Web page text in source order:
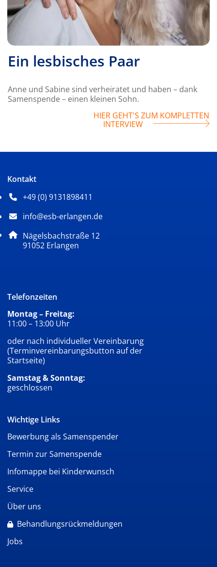
Ein lesbisches Paar
Anne und Sabine sind verheiratet und haben – dank
Samenspende – einen kleinen Sohn.
HIER GEHT'S ZUM KOMPLETTEN
INTERVIEW
Kontakt
+49 (0) 9131898411
Telefonnummer: 4 9 0 9 1 3 1 8 9 8 4 1 1
info@esb-erlangen.de
E-Mail Adresse: info@esb-erlangen.de
Adresse:
Nägelsbachstraße 12
91052 , 9 1 0 5 2
Erlangen
Telefonzeiten
Montag – Freitag:
11:00 – 13:00 Uhr
oder nach individueller Vereinbarung
(Terminvereinbarungsbutton auf der
Startseite)
Samstag & Sonntag:
geschlossen
Wichtige Links
Bewerbung als Samenspender
Termin zur Samenspende
Infomappe bei Kinderwunsch
Service
Über uns
Behandlungsrückmeldungen
Jobs